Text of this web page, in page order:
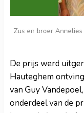
Zus en broer
De prijs werd
Hauteghem
van Guy
onderdeel van de